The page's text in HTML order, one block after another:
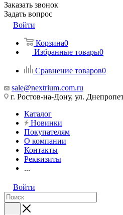
Заказать звонок
Задать вопрос
Войти
Корзина0
Избранные товары0
Сравнение товаров0
sale@nextrium.com.ru
г. Ростов-на-Дону, ул.
Каталог
Новинки
Покупателям
О компании
Контакты
Реквизиты
...
Войти